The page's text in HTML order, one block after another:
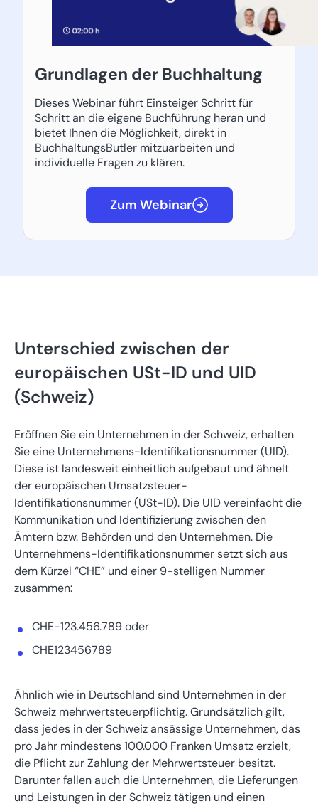
Grundlagen der Buchhaltung
Dieses Webinar führt Einsteiger Schritt für
Schritt an die eigene Buchführung heran und
bietet Ihnen die Möglichkeit, direkt in
BuchhaltungsButler mitzuarbeiten und
individuelle Fragen zu klären.
Zum Webinar
Unterschied zwischen der
europäischen USt-ID und UID
(Schweiz)
Eröffnen Sie ein Unternehmen in der Schweiz, erhalten
Sie eine Unternehmens-Identifikationsnummer (UID).
Diese ist landesweit einheitlich aufgebaut und ähnelt
der europäischen Umsatzsteuer-
Identifikationsnummer (USt-ID). Die UID vereinfacht die
Kommunikation und Identifizierung zwischen den
Ämtern bzw. Behörden und den Unternehmen. Die
Unternehmens-Identifikationsnummer setzt sich aus
dem Kürzel “CHE” und einer 9-stelligen Nummer
zusammen:
CHE-123.456.789 oder
CHE123456789
Ähnlich wie in Deutschland sind Unternehmen in der
Schweiz mehrwertsteuerpflichtig. Grundsätzlich gilt,
dass jedes in der Schweiz ansässige Unternehmen, das
pro Jahr mindestens 100.000 Franken Umsatz erzielt,
die Pflicht zur Zahlung der Mehrwertsteuer besitzt.
Darunter fallen auch die Unternehmen, die Lieferungen
und Leistungen in der Schweiz tätigen und einen